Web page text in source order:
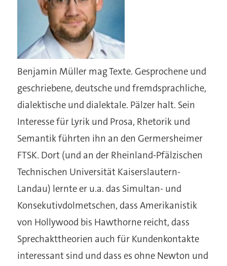
Benjamin Müller mag Texte. Gesprochene und
geschriebene, deutsche und fremdsprachliche,
dialektische und dialektale. Pälzer halt. Sein
Interesse für Lyrik und Prosa, Rhetorik und
Semantik führten ihn an den Germersheimer
FTSK. Dort (und an der Rheinland-Pfälzischen
Technischen Universität Kaiserslautern-
Landau) lernte er u.a. das Simultan- und
Konsekutivdolmetschen, dass Amerikanistik
von Hollywood bis Hawthorne reicht, dass
Sprechakttheorien auch für Kundenkontakte
interessant sind und dass es ohne Newton und